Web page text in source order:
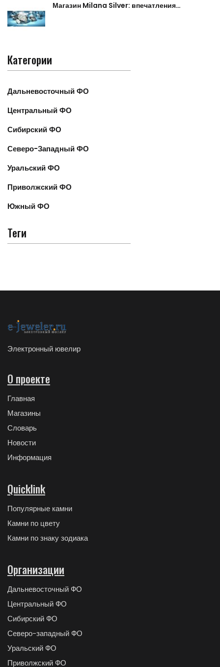
Магазин Milana Silver: впечатления…
Категории
Дальневосточный ФО
Центральный ФО
Сибирский ФО
Северо-Западный ФО
Уральский ФО
Приволжский ФО
Южный ФО
Теги
Электронный ювелир
О проекте
Главная
Магазины
Словарь
Новости
Информация
Quicklink
Популярные камни
Камни по цвету
Камни по знаку зодиака
Организации
Дальневосточный ФО
Центральный ФО
Сибирский ФО
Северо-западный ФО
Уральский ФО
Приволжский ФО